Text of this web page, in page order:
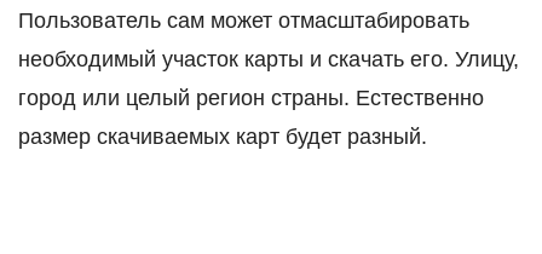
Пользователь сам может отмасштабировать
необходимый участок карты и скачать его. Улицу,
город или целый регион страны. Естественно
размер скачиваемых карт будет разный.